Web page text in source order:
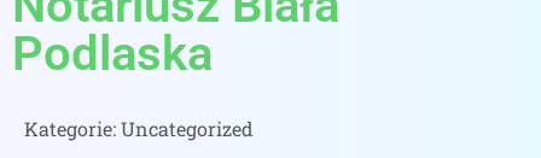
Podlaska
Kategorie:Uncategorized